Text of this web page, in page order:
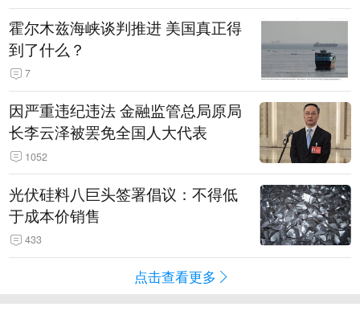
霍尔木兹海峡谈判推进 美国真正得
到了什么？
7
因严重违纪违法 金融监管总局原局
长李云泽被罢免全国人大代表
1052
光伏硅料八巨头签署倡议：不得低
于成本价销售
433
点击查看更多